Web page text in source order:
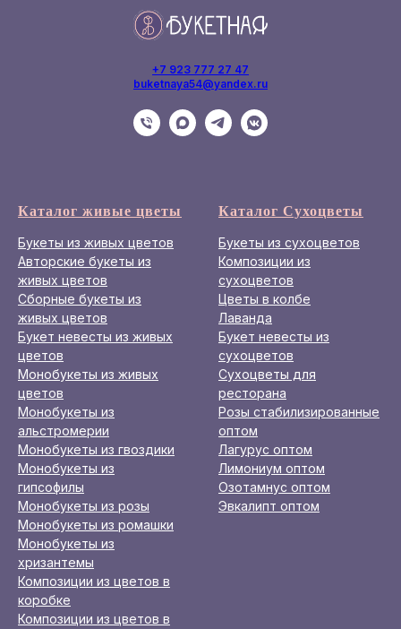
+7 923 777 27 47
buketnaya54@yandex.ru
Каталог живые цветы
Букеты из живых цветов
Авторские букеты из
живых цветов
Сборные букеты из
живых цветов
Букет невесты из живых
цветов
Монобукеты из живых
цветов
Монобукеты из
альстромерии
Монобукеты из гвоздики
Монобукеты из
гипсофилы
Монобукеты из розы
Монобукеты из ромашки
Монобукеты из
хризантемы
Композиции из цветов в
коробке
Композиции из цветов в
Каталог Сухоцветы
Букеты из сухоцветов
Композиции из
сухоцветов
Цветы в колбе
Лаванда
Букет невесты из
сухоцветов
Сухоцветы для
ресторана
Розы стабилизированные
оптом
Лагурус оптом
Лимониум оптом
Озотамнус оптом
Эвкалипт оптом